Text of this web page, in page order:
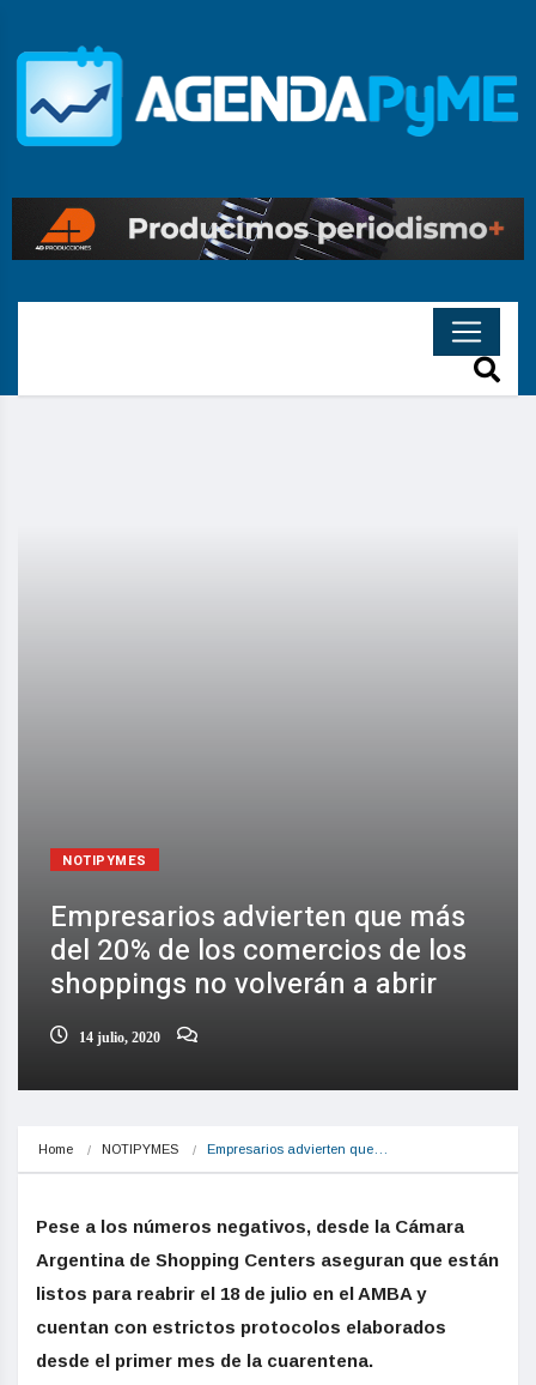
NOTIPYMES
Empresarios advierten que más
del 20% de los comercios de los
shoppings no volverán a abrir
14 julio, 2020
Home NOTIPYMES Empresarios advierten que…
Pese a los números negativos, desde la Cámara
Argentina de Shopping Centers aseguran que están
listos para reabrir el 18 de julio en el AMBA y
cuentan con estrictos protocolos elaborados
desde el primer mes de la cuarentena.